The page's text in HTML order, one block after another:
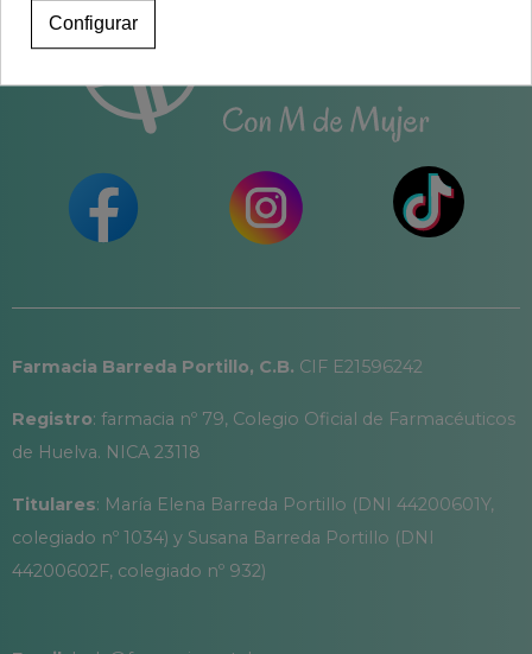
Farmacia Barreda Portillo, C.B. CIF E21596242
Registro: farmacia nº 79, Colegio Oficial de Farmacéuticos
de Huelva. NICA 23118
Titulares: María Elena Barreda Portillo (DNI 44200601Y,
colegiado nº 1034) y Susana Barreda Portillo (DNI
44200602F, colegiado nº 932)
Configurar